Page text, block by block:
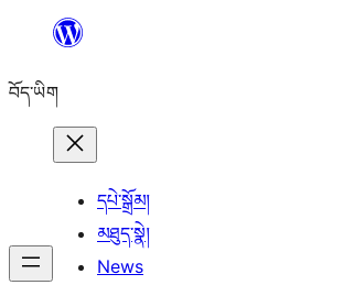
content
བོད་ཡིག
དཔེ་སྒྲོམ།
མཐུད་སྣེ།
News